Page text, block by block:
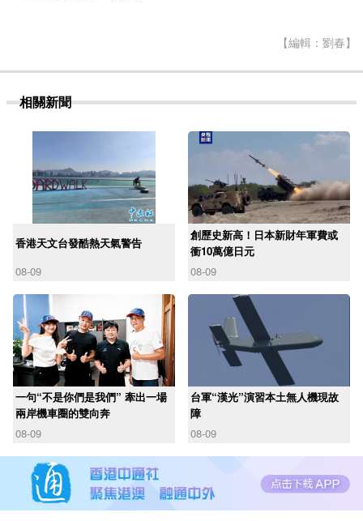
【編輯：劉春】
相關新聞
香港天文台發酷熱天氣警告
08-09
創歷史新高！日本新財年軍費或
衝10萬億日元
08-09
一句“不是你們是我們” 牽出一場
兩岸機車圈的雙向奔
08-09
台軍“漢光”演習本土無人機現故
障
08-09